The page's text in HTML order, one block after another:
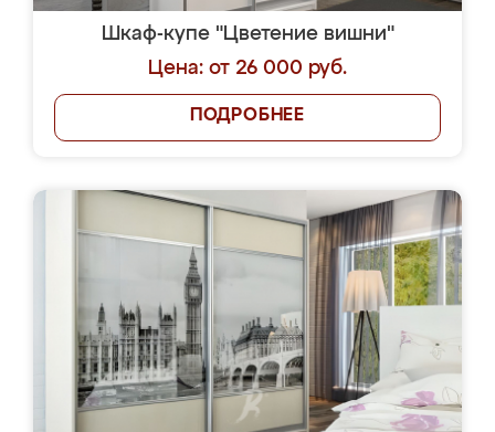
Шкаф-купе "Цветение вишни"
Цена: от 26 000 руб.
ПОДРОБНЕЕ